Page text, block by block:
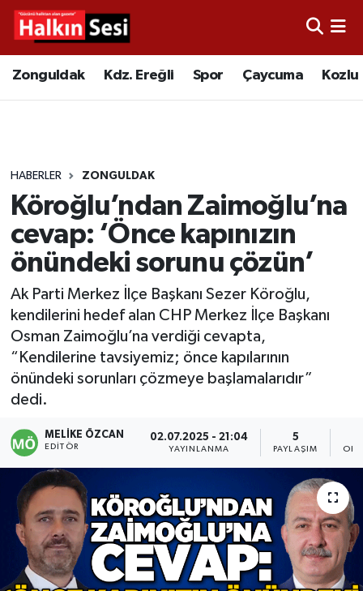
Zonguldak Kdz. Ereğli Spor Çaycuma Kozlu
HABERLER ZONGULDAK
Köroğlu’ndan Zaimoğlu’na
cevap: ‘Önce kapınızın
önündeki sorunu çözün’
Ak Parti Merkez İlçe Başkanı Sezer Köroğlu,
kendilerini hedef alan CHP Merkez İlçe Başkanı
Osman Zaimoğlu’na verdiği cevapta,
“Kendilerine tavsiyemiz; önce kapılarının
önündeki sorunları çözmeye başlamalarıdır”
dedi.
MELIKE ÖZCAN
EDITÖR
02.07.2025 - 21:04
YAYINLANMA
5
PAYLAŞIM
Video
Çaycuma
Alaplı
Asayiş
Bartın
Karabük
Bolu
ÇEVRE
BİLİM VE TEKNOLOJİ
DUNYA
Merkez Hava Durumu
Tüm Manşetler
Son Dakika Haberleri
Haber Arşivi